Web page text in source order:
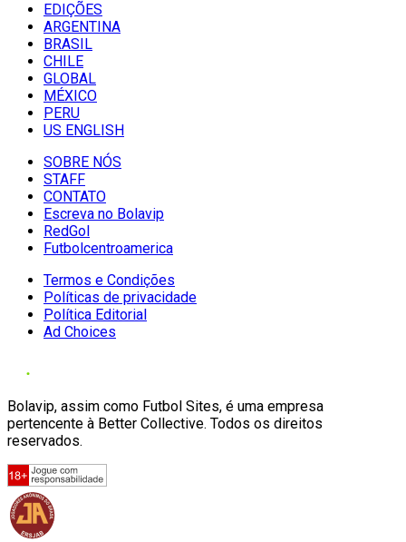
EDIÇÕES
ARGENTINA
BRASIL
CHILE
GLOBAL
MÉXICO
PERU
US ENGLISH
SOBRE NÓS
STAFF
CONTATO
Escreva no Bolavip
RedGol
Futbolcentroamerica
Termos e Condições
Políticas de privacidade
Política Editorial
Ad Choices
Bolavip, assim como Futbol Sites, é uma empresa
pertencente à Better Collective. Todos os direitos
reservados.